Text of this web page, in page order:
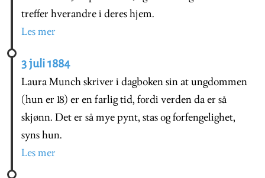
treffer hverandre i deres hjem.
Les mer
3 juli 1884
Laura Munch skriver i dagboken sin at ungdommen
(hun er 18) er en farlig tid, fordi verden da er så
skjønn. Det er så mye pynt, stas og forfengelighet,
syns hun.
Les mer